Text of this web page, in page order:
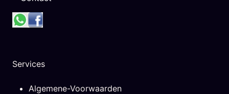
Services
Algemene-Voorwaarden